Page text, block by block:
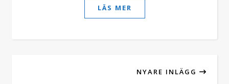
LÄS MER
NYARE INLÄGG